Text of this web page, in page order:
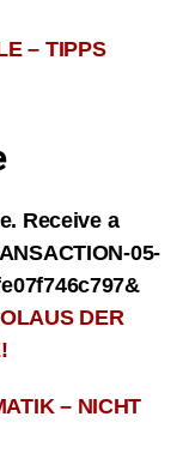
– TIPPS
Receive a
05-
DER
– NICHT